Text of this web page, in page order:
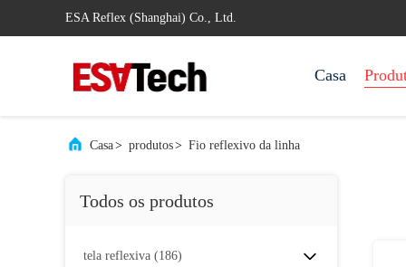
ESA Reflex (Shanghai) Co., Ltd.
Casa
Casa> produtos> Fio reflexivo da linha
Todos os produtos
tela reflexiva (186)